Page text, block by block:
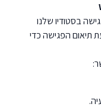
בסטודיו שלנו
תיאום הפגישה כדי